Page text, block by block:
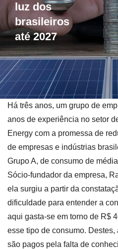
luz dos
brasileiros
até 2027
Há três anos, um grupo de
anos de experiência no setor
Energy com a promessa de
de empresas e indústrias
Grupo A, de consumo de
Sócio-fundador da empresa,
ela surgiu a partir da
dificuldade para entender a
aqui gasta-se em torno de R$
esse tipo de consumo.
são pagos pela falta de